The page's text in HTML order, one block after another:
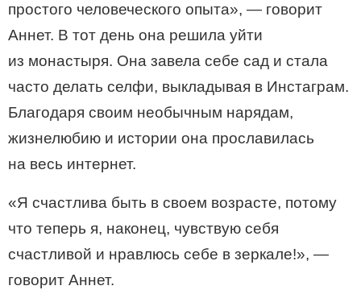
простого человеческого опыта», — говорит
Аннет. В тот день она решила уйти
из монастыря. Она завела себе сад и стала
часто делать селфи, выкладывая в Инстаграм.
Благодаря своим необычным нарядам,
жизнелюбию и истории она прославилась
на весь интернет.
«Я счастлива быть в своем возрасте, потому
что теперь я, наконец, чувствую себя
счастливой и нравлюсь себе в зеркале!», —
говорит Аннет.